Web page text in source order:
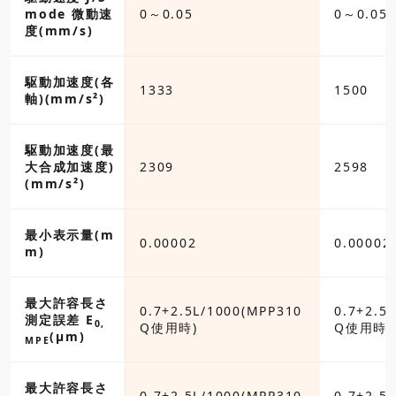
mode 微動速
度(mm/s)
0～0.05 0～0.05
駆動加速度(各
軸)(mm/s²)
1333 1500
駆動加速度(最
大合成加速度)
(mm/s²)
2309 2598
最小表示量(m
m)
0.00002 0.00002
最大許容長さ
測定誤差 E 0,
MPE(µm)
1000(MPP310
0.7+2.5L/1000(MPP310
Q使用時)
Q使用時)
最大許容長さ